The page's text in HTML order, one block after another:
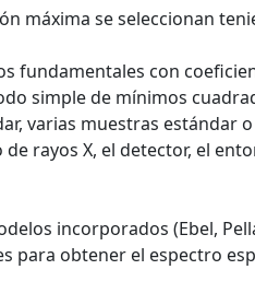
máxima se seleccionan
fundamentales con
simple de mínimos
varias muestras estándar
rayos X, el detector, el
incorporados (Ebel,
para obtener el espectro